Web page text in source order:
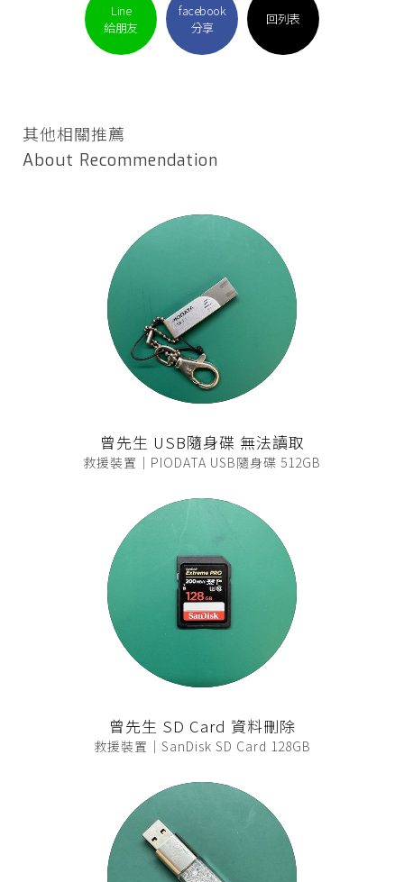
Line
給朋友
facebook
分享
回列表
其他相關推薦
About Recommendation
曾先生 USB隨身碟 無法讀取
救援裝置｜PIODATA USB隨身碟 512GB
曾先生 SD Card 資料刪除
救援裝置｜SanDisk SD Card 128GB